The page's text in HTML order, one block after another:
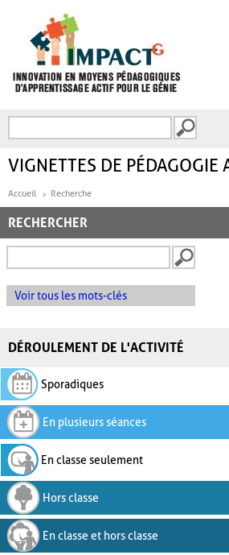
FORMULAIRE DE
VIGNETTES DE PÉDAGOGIE
Accueil Recherche
RECHERCHER
Voir tous les mots-clés
DÉROULEMENT DE L'ACTIVITÉ
Sporadiques
En plusieurs séances
En classe seulement
Hors classe
En classe et hors classe